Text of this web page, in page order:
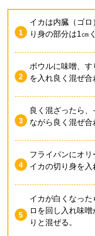
イカは内臓（ゴ
り身の部分は1㎝
ボウルに味噌、
を入れ良く混ぜ合
良く混ざったら
ながら良く混ぜ合
フライパンにオ
イカの切り身を入
イカが白くなっ
ロを回し入れ味
りと混ぜる。